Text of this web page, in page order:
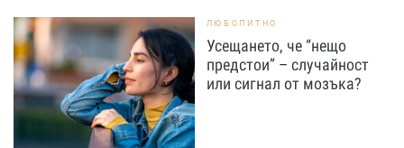
ЛЮБОПИТНО
Усещането, че “нещо
предстои” – случайност
или сигнал от мозъка?